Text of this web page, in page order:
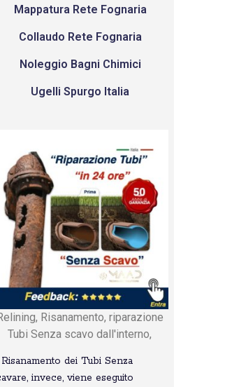
Mappatura Rete Fognaria
Collaudo Rete Fognaria
Noleggio Bagni Chimici
Ugelli Spurgo Italia
Risanamento, riparazione
Tubi Senza scavo dall'interno,
dei Tubi Senza
invece, viene eseguito